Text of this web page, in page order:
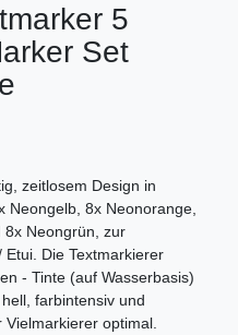
5
Set
zeitlosem Design in
Neongelb, 8x Neonorange,
8x Neongrün, zur
Etui. Die Textmarkierer
- Tinte (auf Wasserbasis)
farbintensiv und
optimal.